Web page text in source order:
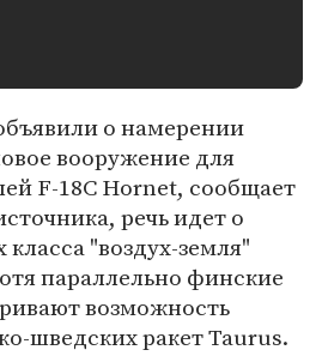
о намерении
вооружение для
F-18C Hornet, сообщает
речь идет о
"воздух-земля"
параллельно финские
возможность
шведских ракет Taurus.